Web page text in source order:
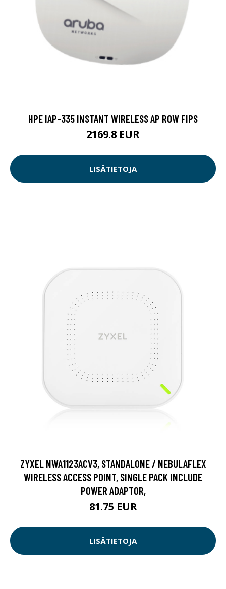
HPE IAP-335 INSTANT WIRELESS AP ROW FIPS
2169.8 EUR
LISÄTIETOJA
ZYXEL NWA1123ACV3, STANDALONE / NEBULAFLEX
WIRELESS ACCESS POINT, SINGLE PACK INCLUDE
POWER ADAPTOR,
81.75 EUR
LISÄTIETOJA